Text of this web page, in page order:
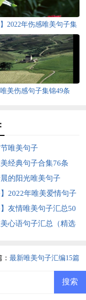
】2022年伤感唯美句子集
锦69条
美伤感句子集锦49条
唯美句子
经典句子合集76条
的阳光唯美句子
】2022年唯美爱情句子
】友情唯美句子汇总50
心语句子汇总（精选
最新唯美句子汇编15篇